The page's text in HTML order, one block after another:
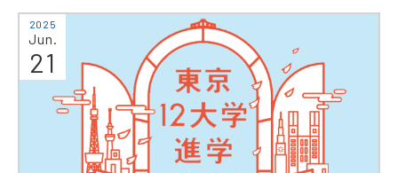
2025
Jun.
21